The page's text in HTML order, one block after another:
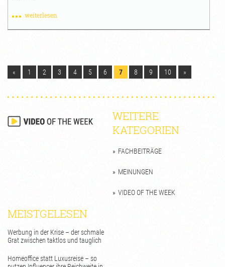
weiterlesen
« 1 2 3 4 5 6 7 8 9 10 »
WEITERE
KATEGORIEN
FACHBEITRÄGE
MEINUNGEN
VIDEO OF THE WEEK
MEISTGELESEN
Werbung in der Krise – der schmale
Grat zwischen taktlos und tauglich
Homeoffice statt Luxusreise – so